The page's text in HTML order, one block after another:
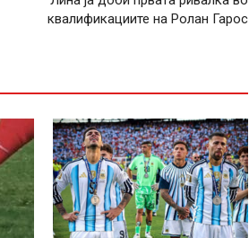
квалификациите на Ролан Гарос